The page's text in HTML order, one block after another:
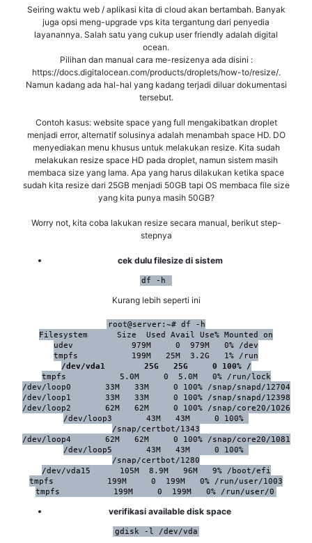
Seiring waktu web / aplikasi kita di cloud akan bertambah. Banyak
juga opsi meng-upgrade vps kita tergantung dari penyedia
layanannya. Salah satu yang cukup user friendly adalah digital
ocean.
Pilihan dan manual cara me-resizenya ada disini :
https://docs.digitalocean.com/products/droplets/how-to/resize/.
Namun kadang ada hal-hal yang kadang terjadi diluar dokumentasi
tersebut.
Contoh kasus: website space yang full mengakibatkan droplet
menjadi error, alternatif solusinya adalah menambah space HD. DO
menyediakan menu khusus untuk melakukan resize. Kita sudah
melakukan resize space HD pada droplet, namun sistem masih
membaca size yang lama. Apa yang harus dilakukan ketika space
sudah kita resize dari 25GB menjadi 50GB tapi OS membaca file size
yang kita punya masih 50GB?
Worry not, kita coba lakukan resize secara manual, berikut step-
stepnya
cek dulu filesize di sistem
df -h
Kurang lebih seperti ini
root@server:~# df -h
Filesystem      Size  Used Avail Use% Mounted on
udev            979M     0  979M   0% /dev
/dev/vda1        25G   25G     0 100% /
tmpfs           5.0M     0  5.0M   0% /run/lock
/dev/loop0       33M   33M     0 100% /snap/snapd/12704
/dev/loop1       33M   33M     0 100% /snap/snapd/12398
/dev/loop2       62M   62M     0 100% /snap/core20/1026
/dev/loop3       43M   43M     0 100%
/snap/certbot/1343
/dev/loop4       62M   62M     0 100% /snap/core20/1081
/dev/loop5       43M   43M     0 100%
/snap/certbot/1280
/dev/vda15      105M  8.9M   96M   9% /boot/efi
tmpfs           199M     0  199M   0% /run/user/1003
tmpfs           199M     0  199M   0% /run/user/0
verifikasi available disk space
gdisk -l /dev/vda